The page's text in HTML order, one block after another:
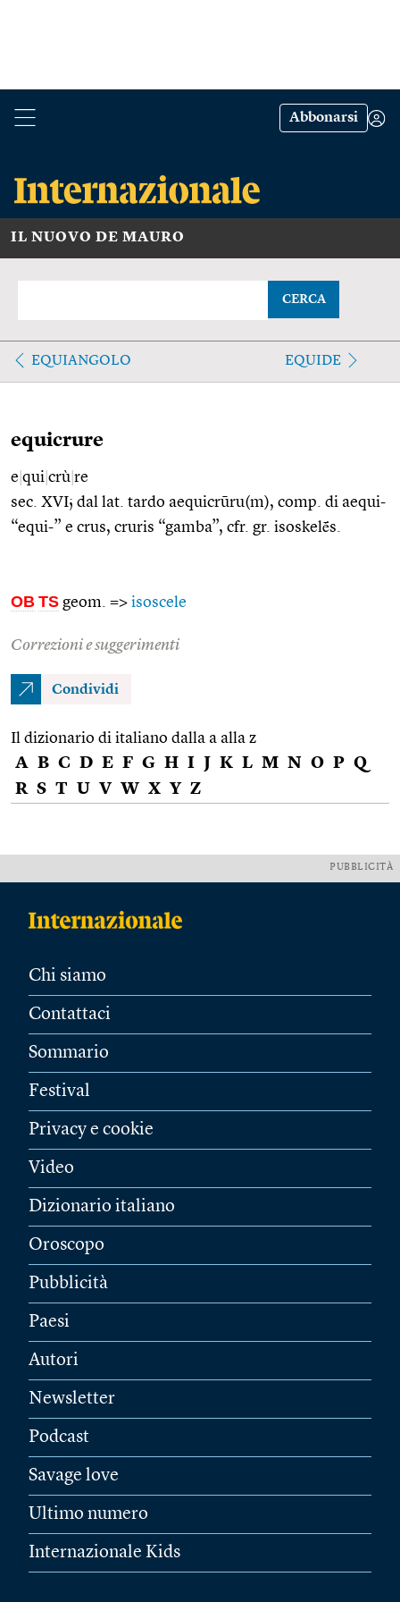
Abbonarsi
IL NUOVO DE MAURO
CERCA
EQUIANGOLO EQUIDE
equicrure
e qui crù re
sec. XVI; dal lat. tardo aequicrūru(m), comp. di aequi-
“equi-” e crus, cruris “gamba”, cfr. gr. isoskelḗs.
OB TS geom. => isoscele
Correzioni e suggerimenti
Condividi
Il dizionario di italiano dalla a alla z
A B C D E F G H I J K L M N O P Q
R S T U V W X Y Z
PUBBLICITÀ
Chi siamo
Contattaci
Sommario
Festival
Privacy e cookie
Video
Dizionario italiano
Oroscopo
Pubblicità
Paesi
Autori
Newsletter
Podcast
Savage love
Ultimo numero
Internazionale Kids